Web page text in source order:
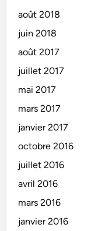
août 2018
juin 2018
août 2017
juillet 2017
mai 2017
mars 2017
janvier 2017
octobre 2016
juillet 2016
avril 2016
mars 2016
janvier 2016